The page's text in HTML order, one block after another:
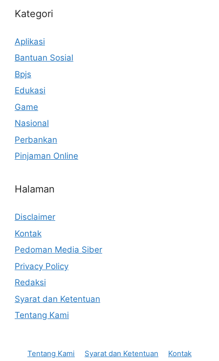
Kategori
Aplikasi
Bantuan Sosial
Bpjs
Edukasi
Game
Nasional
Perbankan
Pinjaman Online
Halaman
Disclaimer
Kontak
Pedoman Media Siber
Privacy Policy
Redaksi
Syarat dan Ketentuan
Tentang Kami
Tentang Kami Syarat dan Ketentuan Kontak